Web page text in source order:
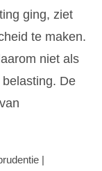
ging, ziet
te maken.
niet als
De
|